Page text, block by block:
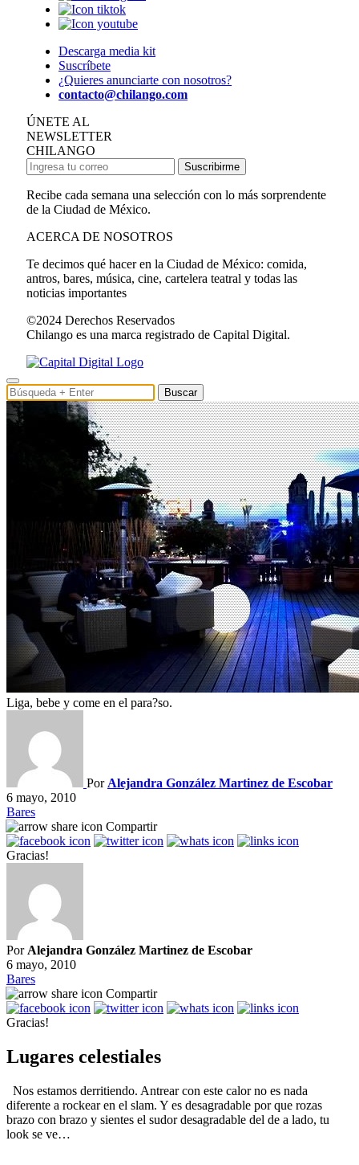
Descarga media kit
Suscríbete
¿Quieres anunciarte con nosotros?
contacto@chilango.com
ÚNETE AL
NEWSLETTER
CHILANGO
Suscribirme
Recibe cada semana una selección con lo más sorprendente
de la Ciudad de México.
ACERCA DE NOSOTROS
Te decimos qué hacer en la Ciudad de México: comida,
antros, bares, música, cine, cartelera teatral y todas las
noticias importantes
©2024 Derechos Reservados
Chilango es una marca registrado de Capital Digital.
Buscar
Liga, bebe y come en el para?so.
Por Alejandra González Martinez de Escobar
6 mayo, 2010
Bares
Compartir
Gracias!
Por Alejandra González Martinez de Escobar
6 mayo, 2010
Bares
Compartir
Gracias!
Lugares celestiales
Nos estamos derritiendo. Antrear con este calor no es nada
diferente a rockear en el slam. Y es desagradable por que rozas
brazo con brazo y sientes el sudor desagradable del de a lado, tu
look se ve…